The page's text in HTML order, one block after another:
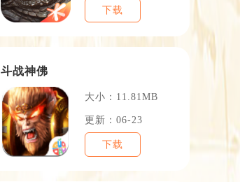
下载
斗战神佛
大小：11.81MB
更新：06-23
下载